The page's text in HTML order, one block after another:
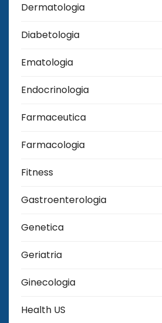
Dermatologia
Diabetologia
Ematologia
Endocrinologia
Farmaceutica
Farmacologia
Fitness
Gastroenterologia
Genetica
Geriatria
Ginecologia
Health US